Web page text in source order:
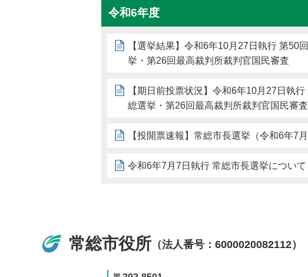
令和6年度
【選挙結果】令和6年10月27日執行 第50
挙・第26回最高裁判所裁判官国民審査
【期日前投票状況】令和6年10月27日執
総選挙・第26回最高裁判所裁判官国民審査
【投開票速報】常総市長選挙（令和6年7月
令和6年7月7日執行 常総市長選挙について
常総市役所 （法人番号：6000020082112）